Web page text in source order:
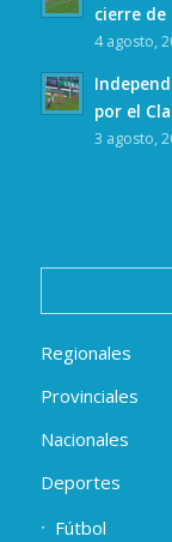
cierre de
4 agosto,
por el
3 agosto,
Regionales
Provinciales
Nacionales
Deportes
Fútbol